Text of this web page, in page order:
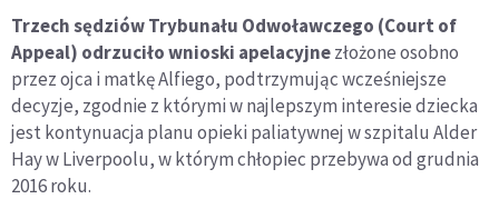
Trzech sędziów Trybunału Odwoławczego (Court of
Appeal) odrzuciło wnioski apelacyjnezłożone osobno
przez ojca i matkę Alfiego, podtrzymując wcześniejsze
decyzje, zgodnie z którymi w najlepszym interesie dziecka
jest kontynuacja planu opieki paliatywnej w szpitalu Alder
Hay w Liverpoolu, w którym chłopiec przebywa od grudnia
2016 roku.